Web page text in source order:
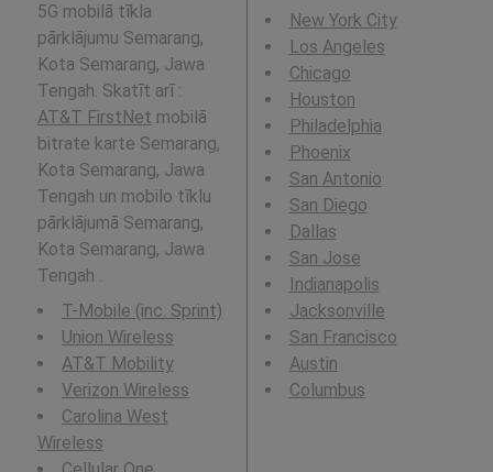
5G mobilā tīkla
pārklājumu Semarang,
Kota Semarang, Jawa
Tengah. Skatīt arī :
AT&T FirstNet mobilā
bitrate karte Semarang,
Kota Semarang, Jawa
Tengah un mobilo tīklu
pārklājumā Semarang,
Kota Semarang, Jawa
Tengah .
T-Mobile (inc. Sprint)
Union Wireless
AT&T Mobility
Verizon Wireless
Carolina West
Wireless
New York City
Los Angeles
Chicago
Houston
Philadelphia
Phoenix
San Antonio
San Diego
Dallas
San Jose
Indianapolis
Jacksonville
San Francisco
Austin
Columbus